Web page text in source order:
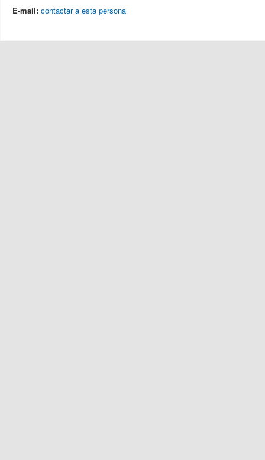
E-mail: contactar a esta persona